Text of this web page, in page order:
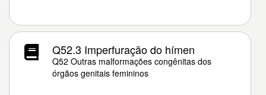
Q52.3 Imperfuração do hímen
Q52 Outras malformações congênitas dos
órgãos genitais femininos